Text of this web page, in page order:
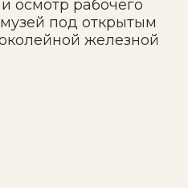
осмотр рабочего
под открытым
железной